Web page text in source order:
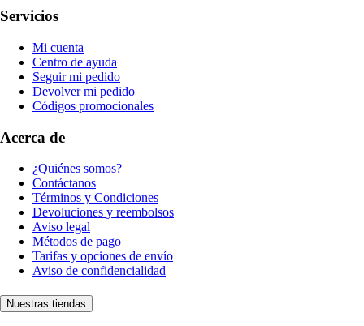
Servicios
Mi cuenta
Centro de ayuda
Seguir mi pedido
Devolver mi pedido
Códigos promocionales
Acerca de
¿Quiénes somos?
Contáctanos
Términos y Condiciones
Devoluciones y reembolsos
Aviso legal
Métodos de pago
Tarifas y opciones de envío
Aviso de confidencialidad
Nuestras tiendas